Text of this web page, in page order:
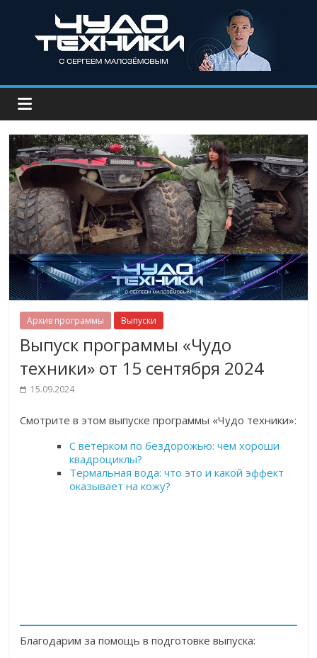
Архив программы Выпуски
Выпуск программы «Чудо
техники» от 15 сентября 2024
15.09.2024
Cмотрите в этом выпуске программы «Чудо техники»:
С ветерком по бездорожью: чем хороши
квадроциклы?
Термальная вода: что это и какой эффект
оказывает на кожу?
Благодарим за помощь в подготовке выпуска: